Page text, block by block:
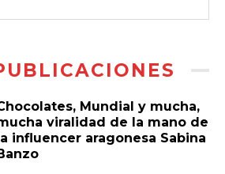
Mundial y mucha,
viralidad de la mano de
la influencer aragonesa Sabina